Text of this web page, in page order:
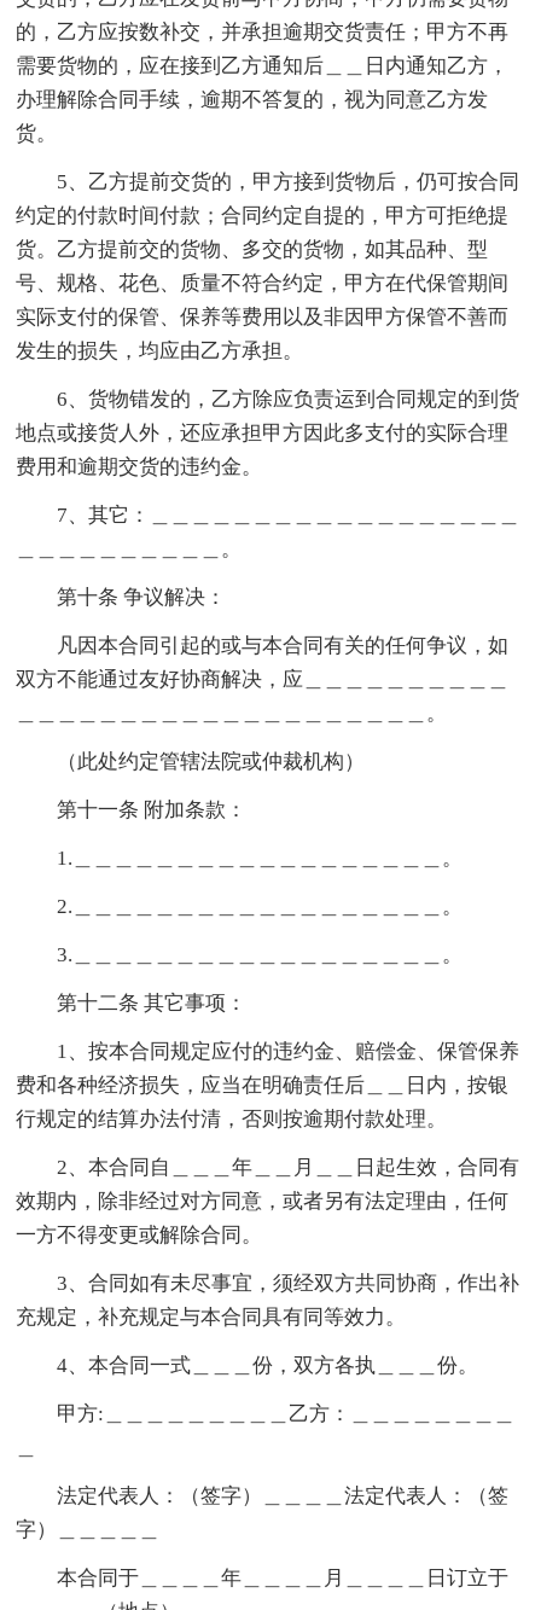
的，乙方应按数补交，并承担逾期交货责任；甲方不再
需要货物的，应在接到乙方通知后＿＿日内通知乙方，
办理解除合同手续，逾期不答复的，视为同意乙方发
货。
5、乙方提前交货的，甲方接到货物后，仍可按合同
约定的付款时间付款；合同约定自提的，甲方可拒绝提
货。乙方提前交的货物、多交的货物，如其品种、型
号、规格、花色、质量不符合约定，甲方在代保管期间
实际支付的保管、保养等费用以及非因甲方保管不善而
发生的损失，均应由乙方承担。
6、货物错发的，乙方除应负责运到合同规定的到货
地点或接货人外，还应承担甲方因此多支付的实际合理
费用和逾期交货的违约金。
7、其它：＿＿＿＿＿＿＿＿＿＿＿＿＿＿＿＿＿＿
＿＿＿＿＿＿＿＿＿＿。
第十条 争议解决：
凡因本合同引起的或与本合同有关的任何争议，如
双方不能通过友好协商解决，应＿＿＿＿＿＿＿＿＿＿
＿＿＿＿＿＿＿＿＿＿＿＿＿＿＿＿＿＿＿＿。
（此处约定管辖法院或仲裁机构）
第十一条 附加条款：
1.＿＿＿＿＿＿＿＿＿＿＿＿＿＿＿＿＿＿。
2.＿＿＿＿＿＿＿＿＿＿＿＿＿＿＿＿＿＿。
3.＿＿＿＿＿＿＿＿＿＿＿＿＿＿＿＿＿＿。
第十二条 其它事项：
1、按本合同规定应付的违约金、赔偿金、保管保养
费和各种经济损失，应当在明确责任后＿＿日内，按银
行规定的结算办法付清，否则按逾期付款处理。
2、本合同自＿＿＿年＿＿月＿＿日起生效，合同有
效期内，除非经过对方同意，或者另有法定理由，任何
一方不得变更或解除合同。
3、合同如有未尽事宜，须经双方共同协商，作出补
充规定，补充规定与本合同具有同等效力。
4、本合同一式＿＿＿份，双方各执＿＿＿份。
甲方:＿＿＿＿＿＿＿＿＿乙方：＿＿＿＿＿＿＿＿
法定代表人：（签字）＿＿＿＿法定代表人：（签
字）＿＿＿＿＿
本合同于＿＿＿＿年＿＿＿＿月＿＿＿＿日订立于